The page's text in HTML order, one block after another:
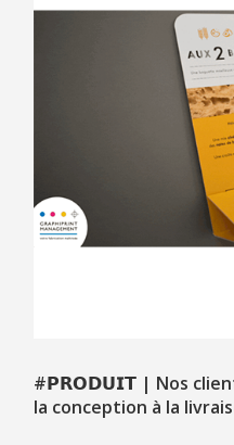
TÉMOIGNAGES
#𝗣𝗥𝗢𝗗𝗨𝗜𝗧 | Nos
la conception à la